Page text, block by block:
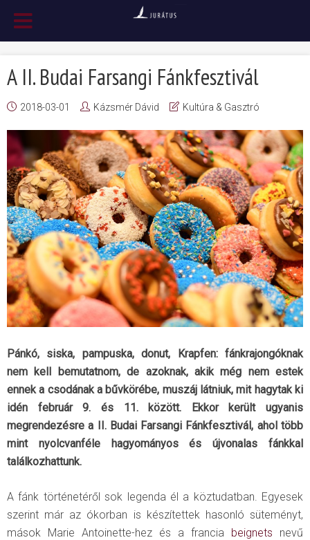
A II. Budai Farsangi Fánkfesztivál
2018-03-01 Kázsmér Dávid Kultúra & Gasztró
Pánkó, siska, pampuska, donut, Krapfen: fánkrajongóknak
nem kell bemutatnom, de azoknak, akik még nem estek
ennek a csodának a bűvkörébe, muszáj látniuk, mit hagytak ki
idén február 9. és 11. között. Ekkor került ugyanis
megrendezésre a II. Budai Farsangi Fánkfesztivál, ahol több
mint nyolcvanféle hagyományos és újvonalas fánkkal
találkozhattunk.
A fánk történetéről sok legenda él a köztudatban. Egyesek
szerint már az ókorban is készítettek hasonló süteményt,
mások Marie Antoinette-hez és a francia beignets nevű